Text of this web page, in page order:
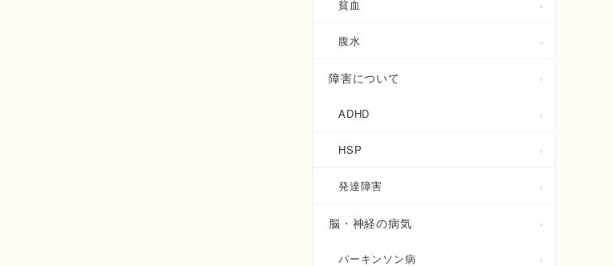
貧血
腹水
障害について
ADHD
HSP
発達障害
脳・神経の病気
パーキンソン病